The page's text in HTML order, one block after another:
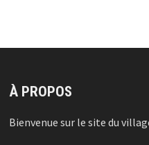
À PROPOS
Bienvenue sur le site du